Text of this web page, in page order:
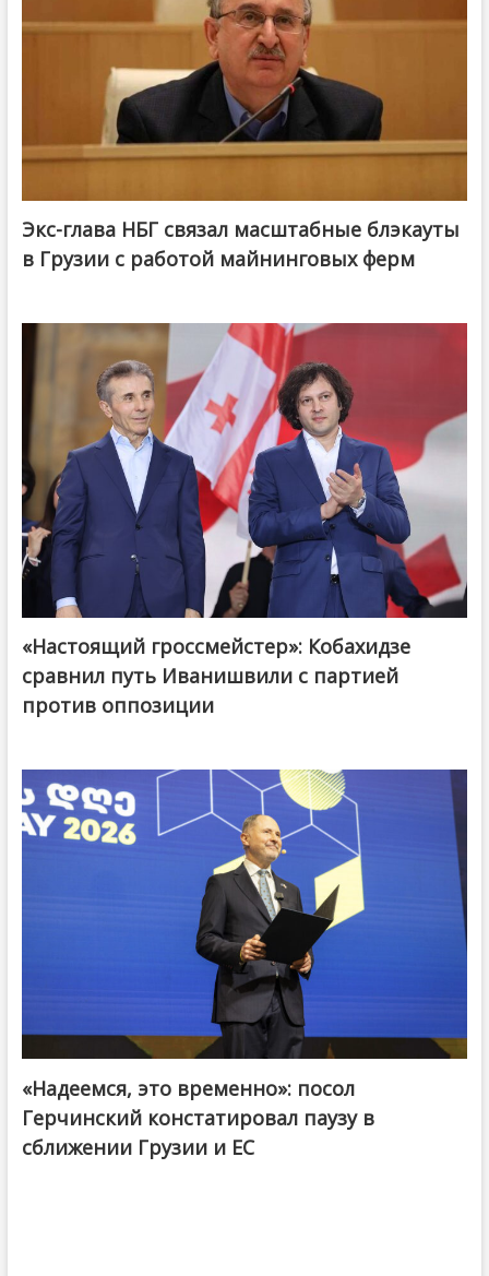
Экс-глава НБГ связал масштабные блэкауты
в Грузии с работой майнинговых ферм
@ქართული ოცნება / Georgian Dream
«Настоящий гроссмейстер»: Кобахидзе
сравнил путь Иванишвили с партией
против оппозиции
«Надеемся, это временно»: посол
Герчинский констатировал паузу в
сближении Грузии и ЕС